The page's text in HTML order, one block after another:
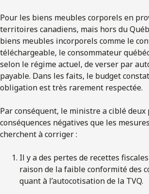
Pour les biens meubles corporels en
territoires canadiens, mais hors du
biens meubles incorporels comme le
téléchargeable, le consommateur
selon le régime actuel, de verser par
payable. Dans les faits, le budget
obligation est très rarement respectée.
Par conséquent, le ministre a ciblé
conséquences négatives que les
cherchent à corriger :
Il y a des pertes de recettes
raison de la faible conformité des
quant à l’autocotisation de la TVQ.